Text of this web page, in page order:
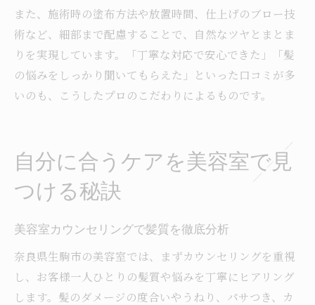
また、施術時の塗布方法や放置時間、仕上げのブロー技
術など、細部まで配慮することで、自然なツヤとまとま
りを実現しています。「丁寧な対応で安心できた」「髪
の悩みをしっかり聞いてもらえた」といった口コミが多
いのも、こうしたプロのこだわりによるものです。
自分に合うケアを美容室で見
つける秘訣
美容室カウンセリングで髪質を徹底分析
奈良県生駒市の美容室では、まずカウンセリングを重視
し、お客様一人ひとりの髪質や悩みを丁寧にヒアリング
します。髪のダメージの度合いやうねり、パサつき、カ